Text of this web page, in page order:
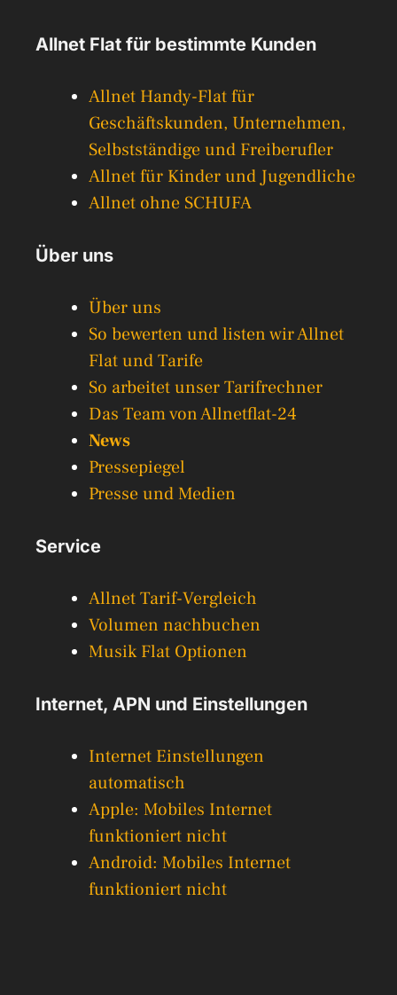
Allnet Flat für bestimmte Kunden
Allnet Handy-Flat für
Geschäftskunden, Unternehmen,
Selbstständige und Freiberufler
Allnet für Kinder und Jugendliche
Allnet ohne SCHUFA
Über uns
Über uns
So bewerten und listen wir Allnet
Flat und Tarife
So arbeitet unser Tarifrechner
Das Team von Allnetflat-24
News
Pressepiegel
Presse und Medien
Service
Allnet Tarif-Vergleich
Volumen nachbuchen
Musik Flat Optionen
Internet, APN und Einstellungen
Internet Einstellungen
automatisch
Apple: Mobiles Internet
funktioniert nicht
Android: Mobiles Internet
funktioniert nicht